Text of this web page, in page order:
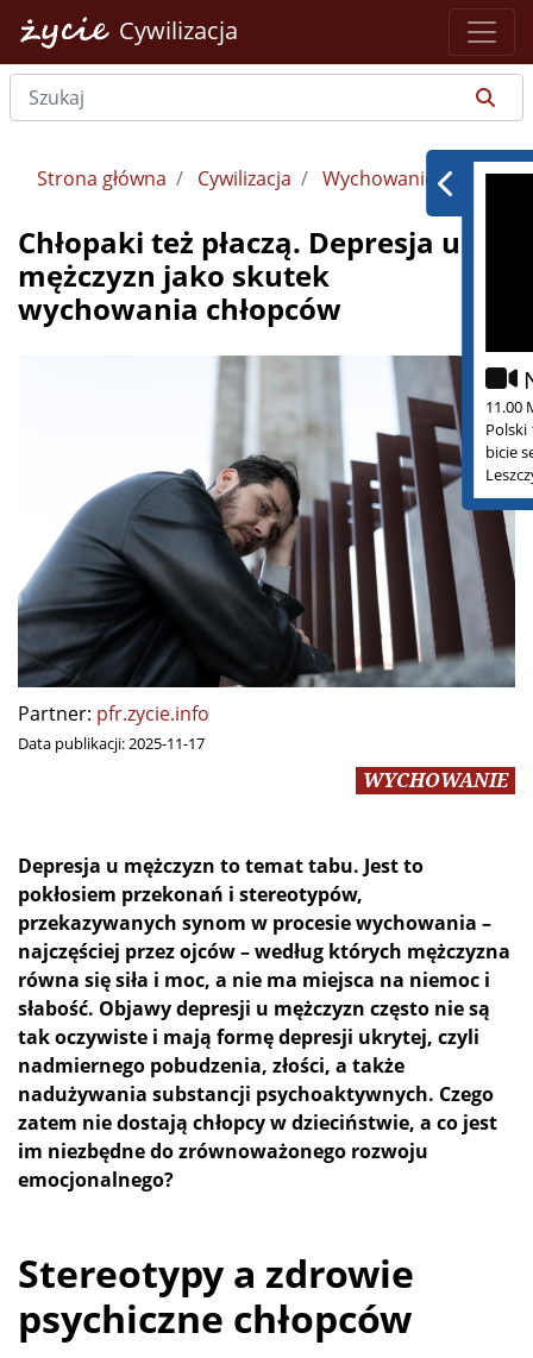
Cywilizacja
11.00
Polski
bicie
Strona główna Cywilizacja Wychowanie
Chłopaki też płaczą. Depresja u
mężczyzn jako skutek
wychowania chłopców
Partner: pfr.zycie.info
Data publikacji:2025-11-17
WYCHOWANIE
Depresja u mężczyzn to temat tabu. Jest to
pokłosiem przekonań i stereotypów,
przekazywanych synom w procesie wychowania –
najczęściej przez ojców – według których mężczyzna
równa się siła i moc, a nie ma miejsca na niemoc i
słabość. Objawy depresji u mężczyzn często nie są
tak oczywiste i mają formę depresji ukrytej, czyli
nadmiernego pobudzenia, złości, a także
nadużywania substancji psychoaktywnych. Czego
zatem nie dostają chłopcy w dzieciństwie, a co jest
im niezbędne do zrównoważonego rozwoju
emocjonalnego?
Stereotypy a zdrowie
psychiczne chłopców